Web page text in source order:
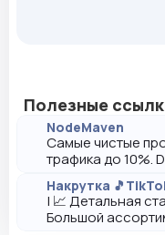
Полезные
NodeMaven
Самые чистые
трафика до 10%.
Накрутка
| 📈 Детальная
Большой